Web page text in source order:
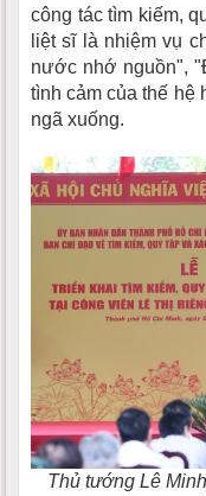
công tác tìm kiếm,
liệt sĩ là nhiệm vụ
nước nhớ nguồn",
tình cảm của thế hệ
ngã xuống.
Thủ tướng Lê